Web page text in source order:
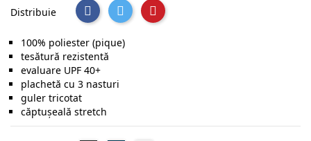
Distribuie
100% poliester (pique)
tesătură rezistentă
evaluare UPF 40+
plachetă cu 3 nasturi
guler tricotat
căptușeală stretch